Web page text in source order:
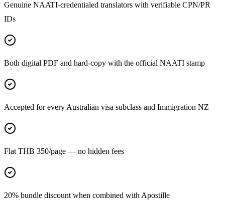
Genuine NAATI-credentialed translators with verifiable CPN/PR
IDs
Both digital PDF and hard-copy with the official NAATI stamp
Accepted for every Australian visa subclass and Immigration NZ
Flat THB 350/page — no hidden fees
20% bundle discount when combined with Apostille